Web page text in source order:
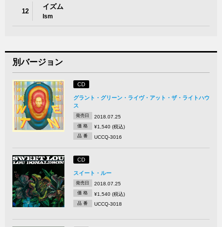
12
イズム
Ism
別バージョン
CD
グラント・グリーン・ライヴ・アット・ザ・ライトハウ
ス
発売日 2018.07.25
価 格 ¥1,540 (税込)
品 番 UCCQ-3016
CD
スイート・ルー
発売日 2018.07.25
価 格 ¥1,540 (税込)
品 番 UCCQ-3018